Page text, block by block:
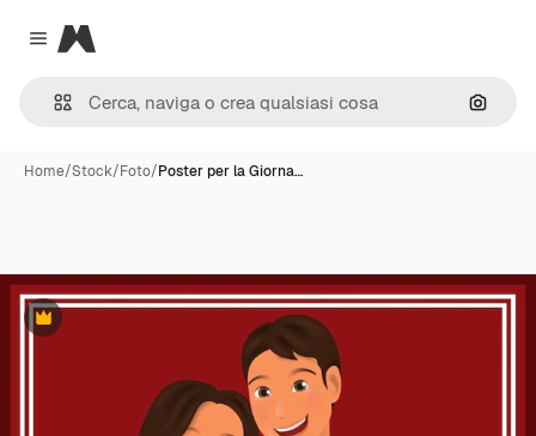
Close menu
Magnific
Cerca
Home/Stock/Foto/Poster per la Giorna…
Premium